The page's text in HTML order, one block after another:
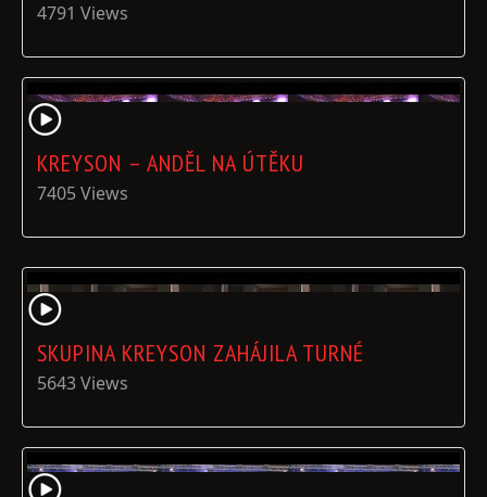
4791 Views
KREYSON – ANDĚL NA ÚTĚKU
7405 Views
SKUPINA KREYSON ZAHÁJILA TURNÉ
5643 Views